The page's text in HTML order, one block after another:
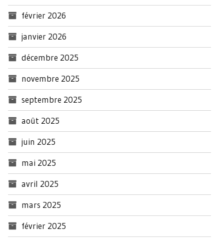
février 2026
janvier 2026
décembre 2025
novembre 2025
septembre 2025
août 2025
juin 2025
mai 2025
avril 2025
mars 2025
février 2025